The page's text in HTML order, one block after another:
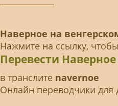
Наверное на
Нажмите на ссылку,
Перевести
в транслитe navernoe
Онлайн переводчики для